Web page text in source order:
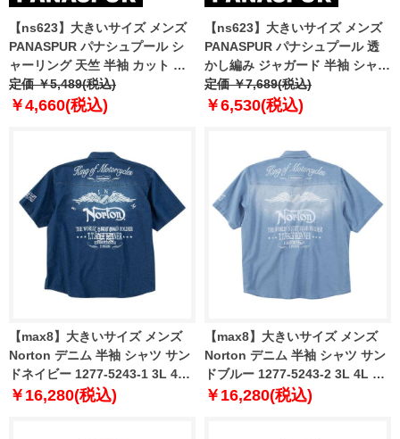
【ns623】大きいサイズ メンズ
PANASPUR パナシュプール シ
ャーリング 天竺 半袖 カット シ
ャツ 吸水速乾 軽量 ストレッチ
5402-609z 【t2501】
定価 ￥5,489(税込)
￥4,660(税込)
【ns623】大きいサイズ メンズ
PANASPUR パナシュプール 透
かし編み ジャガード 半袖 シャツ
5402-630z 【t2501】
定価 ￥7,689(税込)
￥6,530(税込)
【max8】大きいサイズ メンズ
Norton デニム 半袖 シャツ サン
ドネイビー 1277-5243-1 3L 4L
5L 6L 8L
￥16,280(税込)
【max8】大きいサイズ メンズ
Norton デニム 半袖 シャツ サン
ドブルー 1277-5243-2 3L 4L 5L
6L 8L
￥16,280(税込)